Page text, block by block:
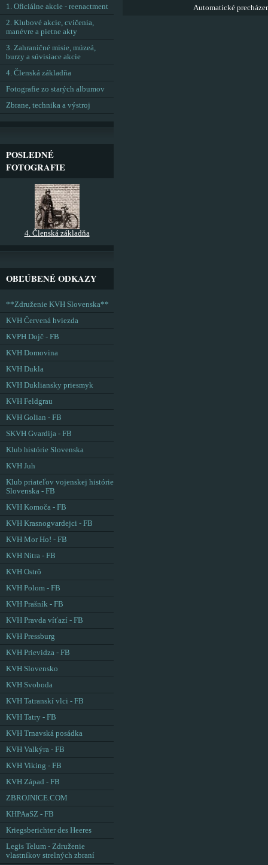
Automatické
1. Oficiálne akcie - reenactment
2. Klubové akcie, cvičenia,
manévre a pietne akty
3. Zahraničné misie, múzeá,
burzy a súvisiace akcie
4. Členská základňa
Fotografie zo starých albumov
Zbrane, technika a výstroj
POSLEDNÉ
FOTOGRAFIE
4. Členská základňa
OBĽÚBENÉ ODKAZY
**Združenie KVH Slovenska**
KVH Červená hviezda
KVPH Dojč - FB
KVH Domovina
KVH Dukla
KVH Dukliansky priesmyk
KVH Feldgrau
KVH Golian - FB
SKVH Gvardija - FB
Klub histórie Slovenska
KVH Juh
Klub priateľov vojenskej histórie
Slovenska - FB
KVH Komoča - FB
KVH Krasnogvardejci - FB
KVH Mor Ho! - FB
KVH Nitra - FB
KVH Ostrô
KVH Polom - FB
KVH Prašník - FB
KVH Pravda víťazí - FB
KVH Pressburg
KVH Prievidza - FB
KVH Slovensko
KVH Svoboda
KVH Tatranskí vlci - FB
KVH Tatry - FB
KVH Trnavská posádka
KVH Valkýra - FB
KVH Viking - FB
KVH Západ - FB
ZBROJNICE.COM
KHPAaSZ - FB
Kriegsberichter des Heeres
Legis Telum - Združenie
vlastníkov strelných zbraní